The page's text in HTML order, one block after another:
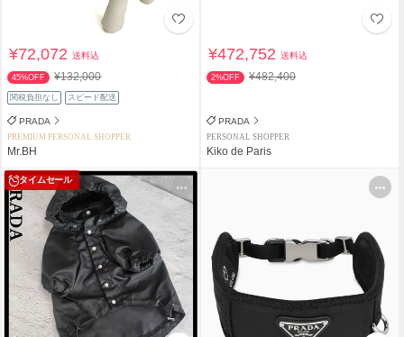
¥72,072送料込
45%OFF ¥132,000
関税負担なし スピード配送
PRADA
PREMIUM PERSONAL SHOPPER
Mr.BH
¥472,752送料込
2%OFF ¥482,400
PRADA
PERSONAL SHOPPER
Kiko de Paris
タイムセール